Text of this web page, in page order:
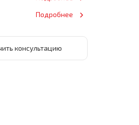
Подробнее
консультацию